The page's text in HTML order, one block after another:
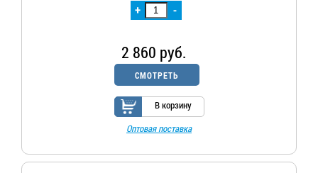
+ -
2 860 руб.
СМОТРЕТЬ
В корзину
Оптовая поставка